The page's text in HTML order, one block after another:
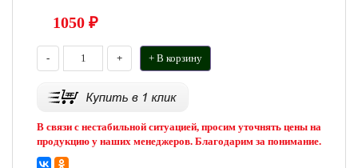
1050 ₽
- + + В корзину
В связи с нестабильной ситуацией, просим уточнять цены на
продукцию у наших менеджеров. Благодарим за понимание.